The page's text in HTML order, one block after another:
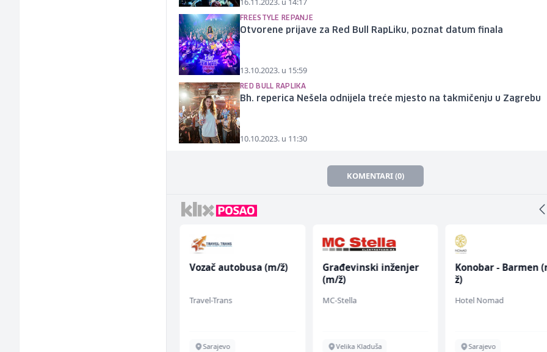
FREESTYLE REPANJE
Otvorene prijave za Red Bull RapLiku, poznat datum finala
13.10.2023. u 15:59
RED BULL RAPLIKA
Bh. reperica Nešela odnijela treće mjesto na takmičenju u Zagrebu
10.10.2023. u 11:30
KOMENTARI (0)
Vozač autobusa (m/ž)
Travel-Trans
Sarajevo
Građevinski inženjer
(m/ž)
MC-Stella
Velika Kladuša
Konobar - Barmen
ž)
Hotel Nomad
Sarajevo